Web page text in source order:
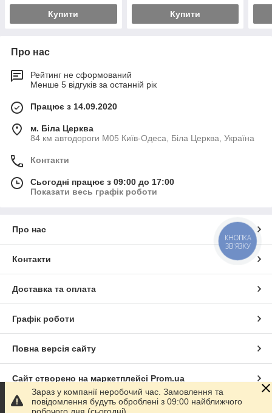
Купити Купити
Про нас
Рейтинг не сформований
Менше 5 відгуків за останній рік
Працює з 14.09.2020
м. Біла Церква
84 км автодороги М05 Київ-Одеса, Біла Церква, Україна
Контакти
Сьогодні працює з 09:00 до 17:00
Показати весь графік роботи
Про нас
Контакти
Доставка та оплата
Графік роботи
Повна версія сайту
Сайт створено на маркетплейсі Prom.ua
Політика конфіденційності
Зараз у компанії неробочий час. Замовлення та
повідомлення будуть оброблені з 09:00 найближчого
КНОПКА
ЗВ'ЯЗКУ